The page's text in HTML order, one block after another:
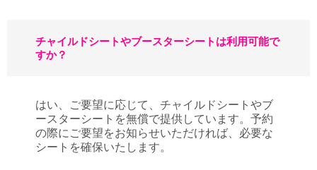
チャイルドシートやブースターシートは利用可能で
すか？
はい、ご要望に応じて、チャイルドシートやブ
ースターシートを無償で提供しています。予約
の際にご要望をお知らせいただければ、必要な
シートを確保いたします。